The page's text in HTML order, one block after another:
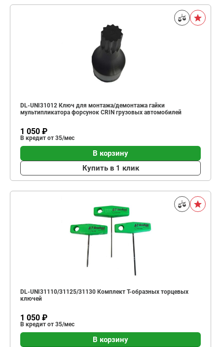
DL-UNI31012 Ключ для монтажа/демонтажа гайки
мультипликатора форсунок CRIN грузовых автомобилей
1 050 ₽
В кредит от 35/мес
В корзину
Купить в 1 клик
DL-UNI31110/31125/31130 Комплект T-образных торцевых
ключей
1 050 ₽
В кредит от 35/мес
В корзину